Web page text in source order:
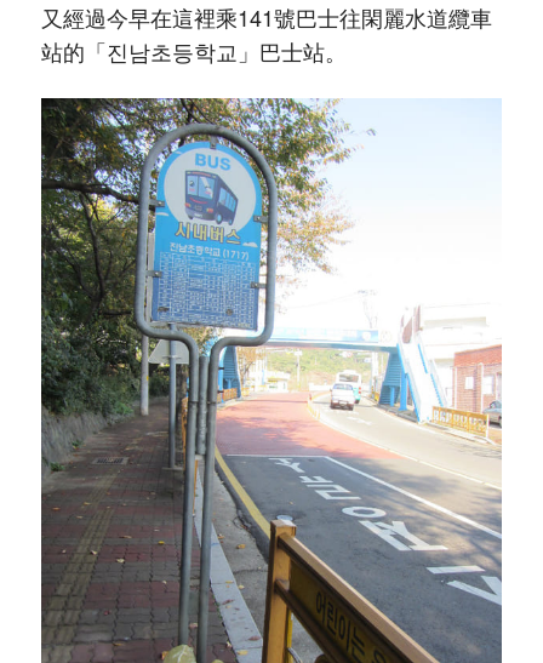
又經過今早在這裡乘141號巴士往閑麗水道纜車
站的「진남초등학교」巴士站。